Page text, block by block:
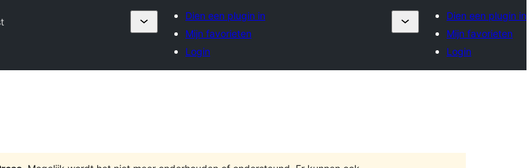
Dien een plugin in
Mijn favorieten
Login
Dien een plugin in
Mijn favorieten
Login